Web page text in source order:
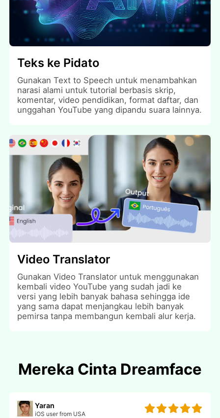
Teks ke Pidato
Gunakan Text to Speech untuk menambahkan
narasi alami untuk tutorial berbasis skrip,
komentar, video pendidikan, format daftar, dan
unggahan YouTube yang dipandu suara lainnya.
Video Translator
Gunakan Video Translator untuk menggunakan
kembali video YouTube yang sudah jadi ke
versi yang lebih banyak bahasa sehingga ide
yang sama dapat menjangkau lebih banyak
pemirsa tanpa membangun kembali alur kerja.
Mereka Cinta Dreamface
Yaran
iOS user from USA